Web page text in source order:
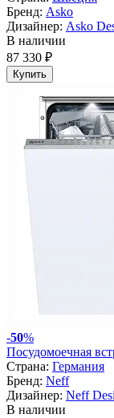
Бренд: Asko
Дизайнер: Asko
В наличии
87 330 ₽
Купить
-50%
Посудомоечная
Страна: Германия
Бренд: Neff
Дизайнер: Neff
В наличии